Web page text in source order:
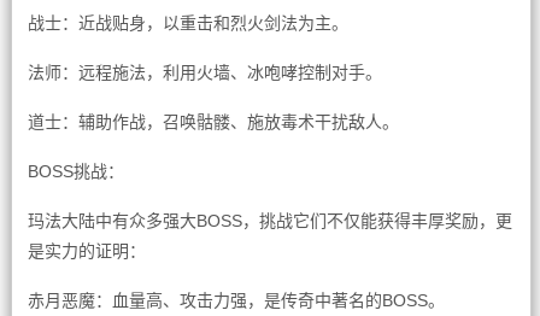
战士：近战贴身，以重击和烈火剑法为主。
法师：远程施法，利用火墙、冰咆哮控制对手。
道士：辅助作战，召唤骷髅、施放毒术干扰敌人。
BOSS挑战：
玛法大陆中有众多强大BOSS，挑战它们不仅能获得丰厚奖励，更
是实力的证明：
赤月恶魔：血量高、攻击力强，是传奇中著名的BOSS。